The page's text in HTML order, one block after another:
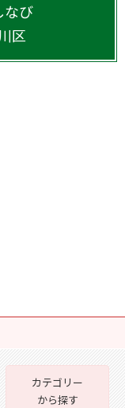
なび
区
カテゴリー
から探す